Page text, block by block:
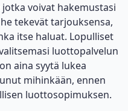
voivat hakemustasi
tekevät tarjouksensa,
itse haluat. Lopulliset
luottopalvelun
aina syytä lukea
mihinkään, ennen
luottosopimuksen.